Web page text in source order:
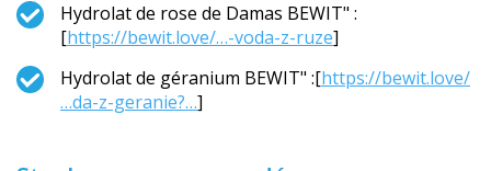
Hydrolat de rose de Damas BEWIT" :
[https://bewit.love/…-voda-z-ruze]
Hydrolat de géranium BEWIT" :[https://bewit.love/
…da-z-geranie?…]